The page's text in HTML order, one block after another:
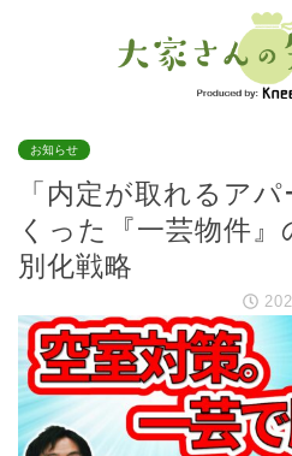
お知らせ
「内定が取れるア
くった『一芸物件
別化戦略